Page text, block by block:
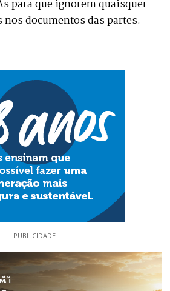
para que ignorem quaisquer
documentos das partes.
PUBLICIDADE